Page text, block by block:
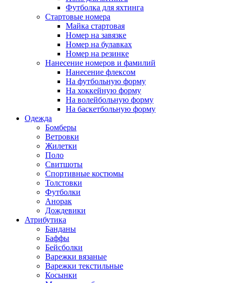
Футболка для яхтинга
Стартовые номера
Майка стартовая
Номер на завязке
Номер на булавках
Номер на резинке
Нанесение номеров и фамилий
Нанесение флексом
На футбольную форму
На хоккейную форму
На волейбольную форму
На баскетбольную форму
Одежда
Бомберы
Ветровки
Жилетки
Поло
Свитшоты
Спортивные костюмы
Толстовки
Футболки
Анорак
Дождевики
Атрибутика
Банданы
Баффы
Бейсболки
Варежки вязаные
Варежки текстильные
Косынки